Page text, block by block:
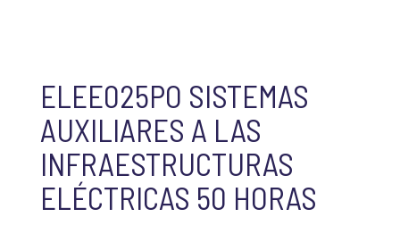
ELEE025PO SISTEMAS
AUXILIARES A LAS
INFRAESTRUCTURAS
ELÉCTRICAS 50 HORAS